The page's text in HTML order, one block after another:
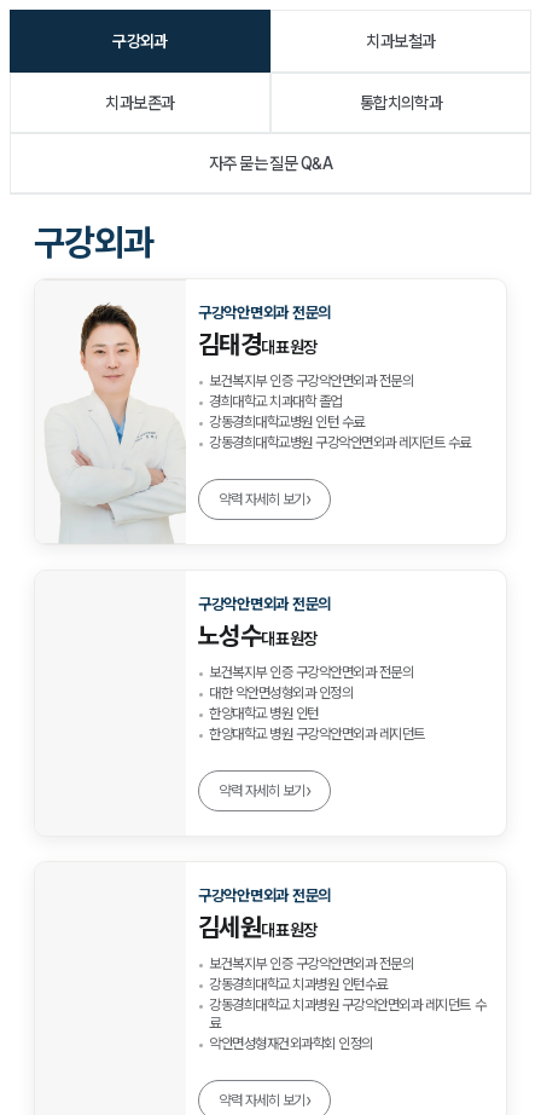
구강외과 치과보철과
치과보존과 통합치의학과
자주 묻는 질문 Q&A
구강외과
구강악안면외과 전문의
김태경대표원장
보건복지부 인증 구강악안면외과 전문의
경희대학교 치과대학 졸업
강동경희대학교병원 인턴 수료
강동경희대학교병원 구강악안면외과 레지던트 수료
약력 자세히 보기 ›
구강악안면외과 전문의
노성수대표원장
보건복지부 인증 구강악안면외과 전문의
대한 악안면성형외과 인정의
한양대학교 병원 인턴
한양대학교 병원 구강악안면외과 레지던트
약력 자세히 보기 ›
구강악안면외과 전문의
김세원대표원장
보건복지부 인증 구강악안면외과 전문의
강동경희대학교 치과병원 인턴수료
강동경희대학교 치과병원 구강악안면외과 레지던트 수
료
악안면성형재건외과학회 인정의
약력 자세히 보기 ›